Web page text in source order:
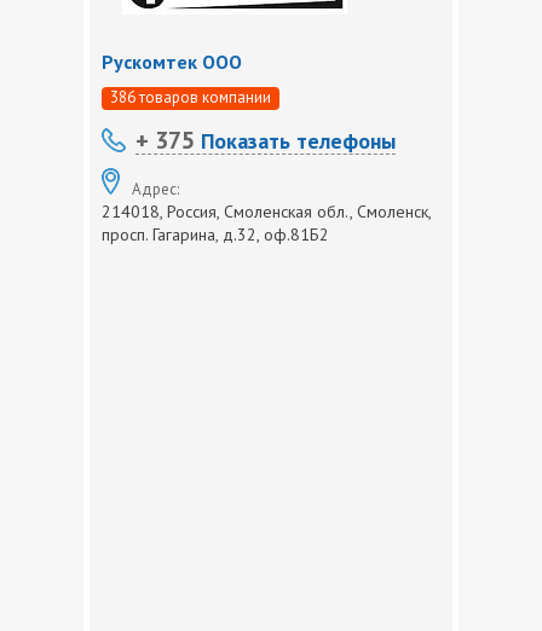
Рускомтек ООО
386 товаров компании
+ 375 Показать телефоны
Адрес:
214018, Россия, Смоленская обл., Смоленск,
просп. Гагарина, д.32, оф.81Б2